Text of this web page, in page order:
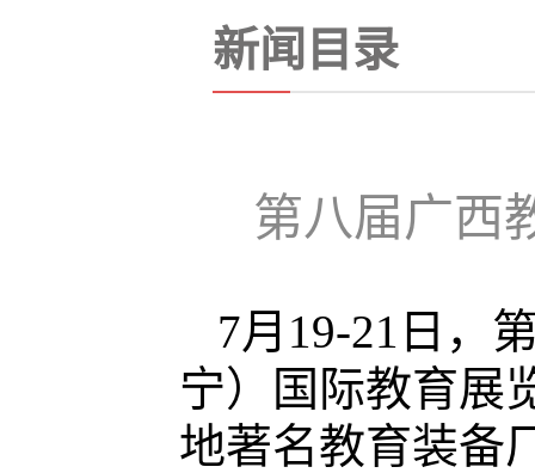
新闻目录
第八届广西
7月19-21日，
宁）国际教育展
地著名教育装备